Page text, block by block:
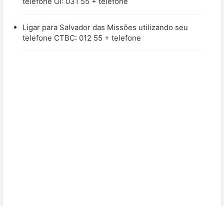
Ligar para Salvador das Missões utilizando seu
telefone CTBC: 012 55 + telefone